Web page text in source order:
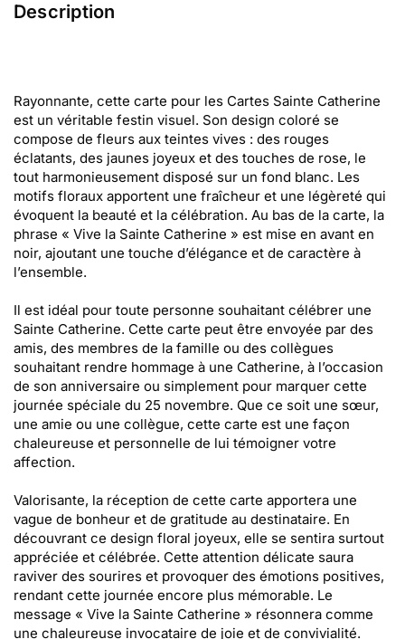
Description
Rayonnante, cette carte pour les Cartes Sainte Catherine
est un véritable festin visuel. Son design coloré se
compose de fleurs aux teintes vives : des rouges
éclatants, des jaunes joyeux et des touches de rose, le
tout harmonieusement disposé sur un fond blanc. Les
motifs floraux apportent une fraîcheur et une légèreté qui
évoquent la beauté et la célébration. Au bas de la carte, la
phrase « Vive la Sainte Catherine » est mise en avant en
noir, ajoutant une touche d’élégance et de caractère à
l’ensemble.
Il est idéal pour toute personne souhaitant célébrer une
Sainte Catherine. Cette carte peut être envoyée par des
amis, des membres de la famille ou des collègues
souhaitant rendre hommage à une Catherine, à l’occasion
de son anniversaire ou simplement pour marquer cette
journée spéciale du 25 novembre. Que ce soit une sœur,
une amie ou une collègue, cette carte est une façon
chaleureuse et personnelle de lui témoigner votre
affection.
Valorisante, la réception de cette carte apportera une
vague de bonheur et de gratitude au destinataire. En
découvrant ce design floral joyeux, elle se sentira surtout
appréciée et célébrée. Cette attention délicate saura
raviver des sourires et provoquer des émotions positives,
rendant cette journée encore plus mémorable. Le
message « Vive la Sainte Catherine » résonnera comme
une chaleureuse invocataire de joie et de convivialité.